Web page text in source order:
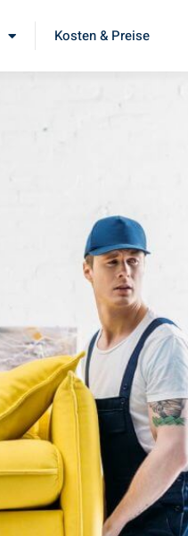
Kosten & Preise